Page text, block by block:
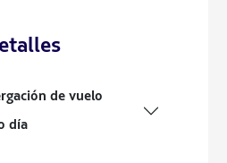
de vuelo
día